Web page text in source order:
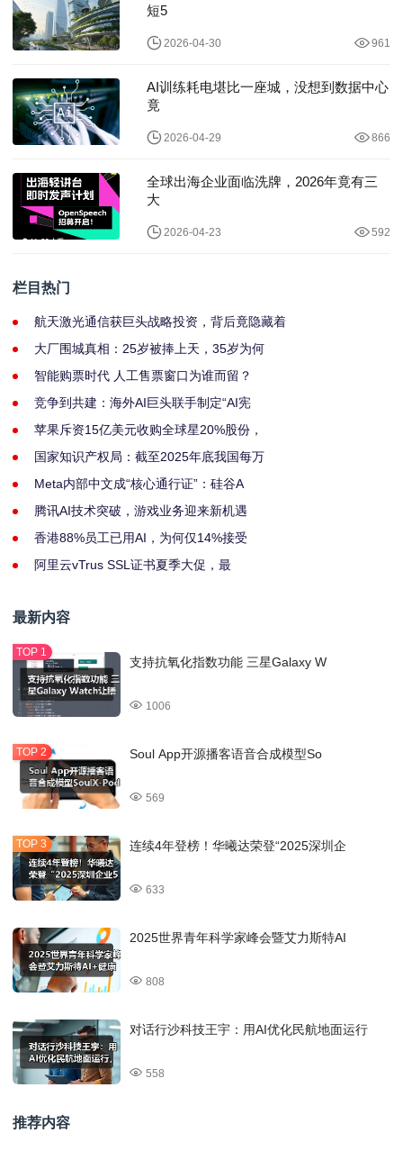
短5
2026-04-30 961
AI训练耗电堪比一座城，没想到数据中心
竟
2026-04-29 866
全球出海企业面临洗牌，2026年竟有三
大
2026-04-23 592
栏目热门
航天激光通信获巨头战略投资，背后竟隐藏着
大厂围城真相：25岁被捧上天，35岁为何
智能购票时代 人工售票窗口为谁而留？
竞争到共建：海外AI巨头联手制定“AI宪
苹果斥资15亿美元收购全球星20%股份，
国家知识产权局：截至2025年底我国每万
Meta内部中文成“核心通行证”：硅谷A
腾讯AI技术突破，游戏业务迎来新机遇
香港88%员工已用AI，为何仅14%接受
阿里云vTrus SSL证书夏季大促，最
最新内容
支持抗氧化指数功能 三星Galaxy W
1006
Soul App开源播客语音合成模型So
569
连续4年登榜！华曦达荣登“2025深圳企
633
2025世界青年科学家峰会暨艾力斯特AI
808
对话行沙科技王宇：用AI优化民航地面运行
558
推荐内容